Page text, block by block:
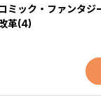
ミック・ファンタジ
革(4)